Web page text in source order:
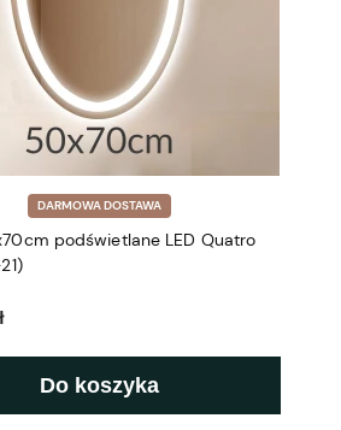
DARMOWA DOSTAWA
podświetlane LED Quatro
Do koszyka